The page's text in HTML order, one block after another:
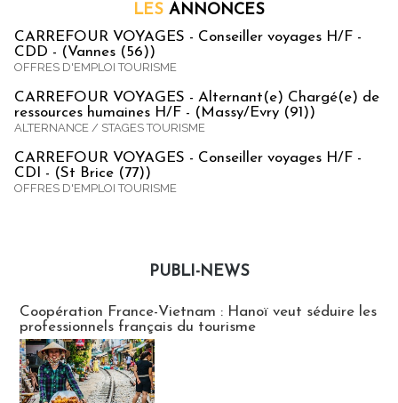
LES ANNONCES
CARREFOUR VOYAGES - Conseiller voyages H/F -
CDD - (Vannes (56))
OFFRES D'EMPLOI TOURISME
CARREFOUR VOYAGES - Alternant(e) Chargé(e) de
ressources humaines H/F - (Massy/Evry (91))
ALTERNANCE / STAGES TOURISME
CARREFOUR VOYAGES - Conseiller voyages H/F -
CDI - (St Brice (77))
OFFRES D'EMPLOI TOURISME
PUBLI-NEWS
Coopération France-Vietnam : Hanoï veut séduire les
professionnels français du tourisme